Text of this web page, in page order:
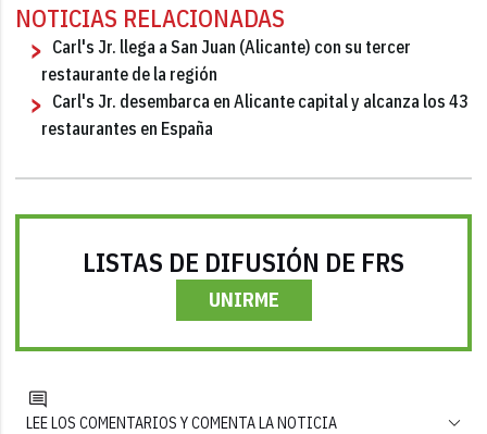
NOTICIAS RELACIONADAS
Carl's Jr. llega a San Juan (Alicante) con su tercer
restaurante de la región
Carl's Jr. desembarca en Alicante capital y alcanza los 43
restaurantes en España
LISTAS DE DIFUSIÓN DE FRS
UNIRME
LEE LOS COMENTARIOS Y COMENTA LA NOTICIA